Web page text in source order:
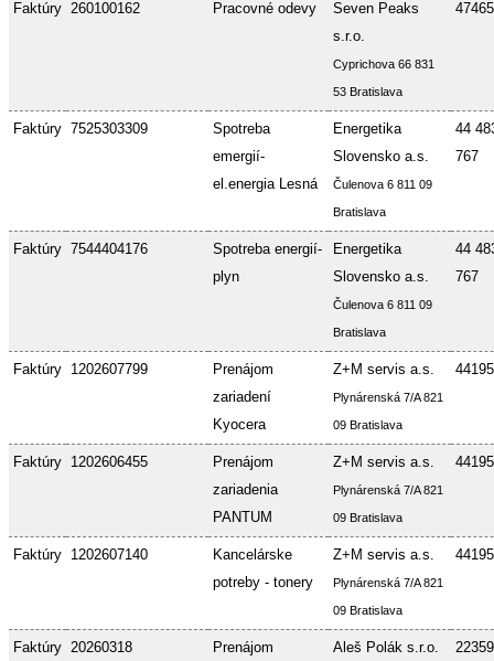
Faktúry 260100162 Pracovné odevy
Seven Peaks
s.r.o.
Cyprichova 66 831
53 Bratislava
Faktúry 7525303309
Spotreba
emergií-
el.energia Lesná
Energetika
Slovensko a.s.
Čulenova 6 811 09
Bratislava
44
767
Faktúry 7544404176
Spotreba energií-
plyn
Energetika
Slovensko a.s.
Čulenova 6 811 09
Bratislava
44
767
Faktúry 1202607799
Prenájom
zariadení
Kyocera
Z+M servis a.s.
Plynárenská 7/A 821
09 Bratislava
Faktúry 1202606455
Prenájom
zariadenia
PANTUM
Z+M servis a.s.
Plynárenská 7/A 821
09 Bratislava
Faktúry 1202607140
Kancelárske
potreby - tonery
Z+M servis a.s.
Plynárenská 7/A 821
09 Bratislava
Faktúry 20260318
Prenájom
Aleš Polák s.r.o.